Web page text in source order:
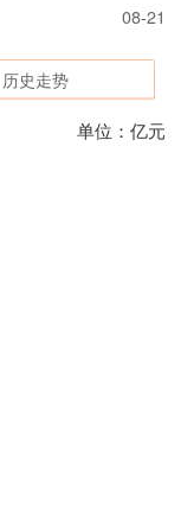
08-21
历史走势
单位：亿元